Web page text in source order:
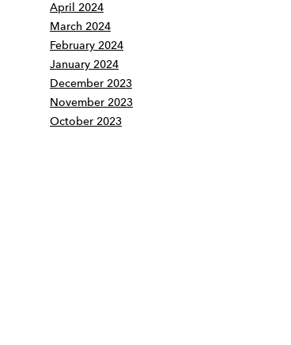
April 2024
March 2024
February 2024
January 2024
December 2023
November 2023
October 2023